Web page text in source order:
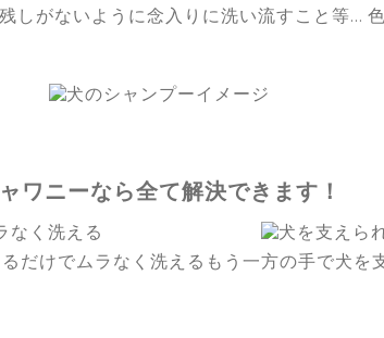
しがないように念入りに洗い流すこと等…
ワニーなら全て解決できます！
だけでムラなく洗える もう一方の手で犬を